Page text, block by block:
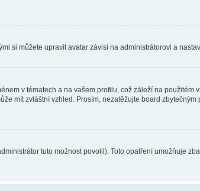
si můžete upravit avatar závisí na administrátorovi a
v tématech a na vašem profilu, což záleží na
mít zvláštní vzhled. Prosím, nezatěžujte board
tuto možnost povolil). Toto opatření umožňuje